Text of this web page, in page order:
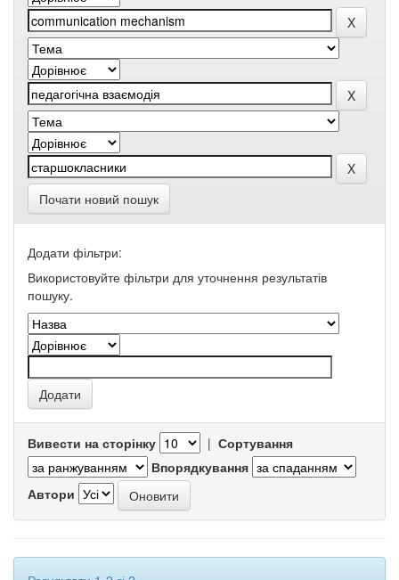
Почати новий пошук
Додати фільтри:
Використовуйте фільтри для уточнення результатів
пошуку.
Вивести на сторінку | Сортування
Впорядкування
Автори